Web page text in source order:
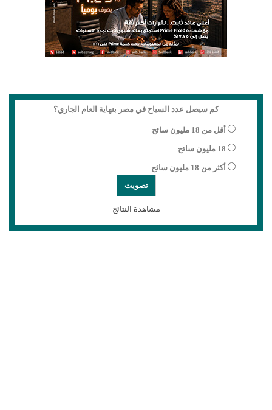
كم سيصل عدد السياح في مصر بنهاية العام الجاري؟
أقل من 18 مليون سائح
18 مليون سائح
أكثر من 18 مليون سائح
مشاهدة النتائج